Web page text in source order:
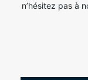
n’hésitez pas à